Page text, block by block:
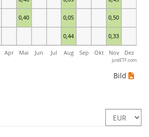
0,44 0,33
0,40 0,05 0,50
Apr Mai Jun Jul Aug Sep Okt Nov Dez
justETF.com
Bild